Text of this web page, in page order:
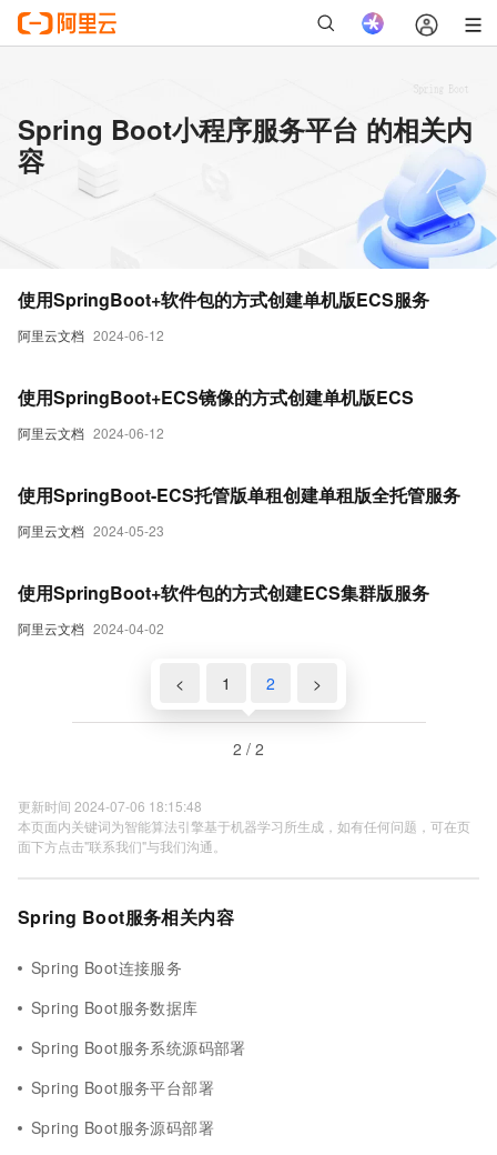
Spring Boot小程序服务平台 的相关内
容
阿里云文档 2024-06-12
使用SpringBoot+软件包的方式创建单机版ECS服务
阿里云文档 2024-06-12
使用SpringBoot+ECS镜像的方式创建单机版ECS
阿里云文档 2024-05-23
使用SpringBoot-ECS托管版单租创建单租版全托管服务
阿里云文档 2024-04-02
使用SpringBoot+软件包的方式创建ECS集群版服务
< 1 2 >
2 / 2
更新时间 2024-07-06 18:15:48
本页面内关键词为智能算法引擎基于机器学习所生成，如有任何问题，可在页
面下方点击"联系我们"与我们沟通。
Spring Boot服务相关内容
Spring Boot连接服务
Spring Boot服务数据库
Spring Boot服务系统源码部署
Spring Boot服务平台部署
Spring Boot服务源码部署